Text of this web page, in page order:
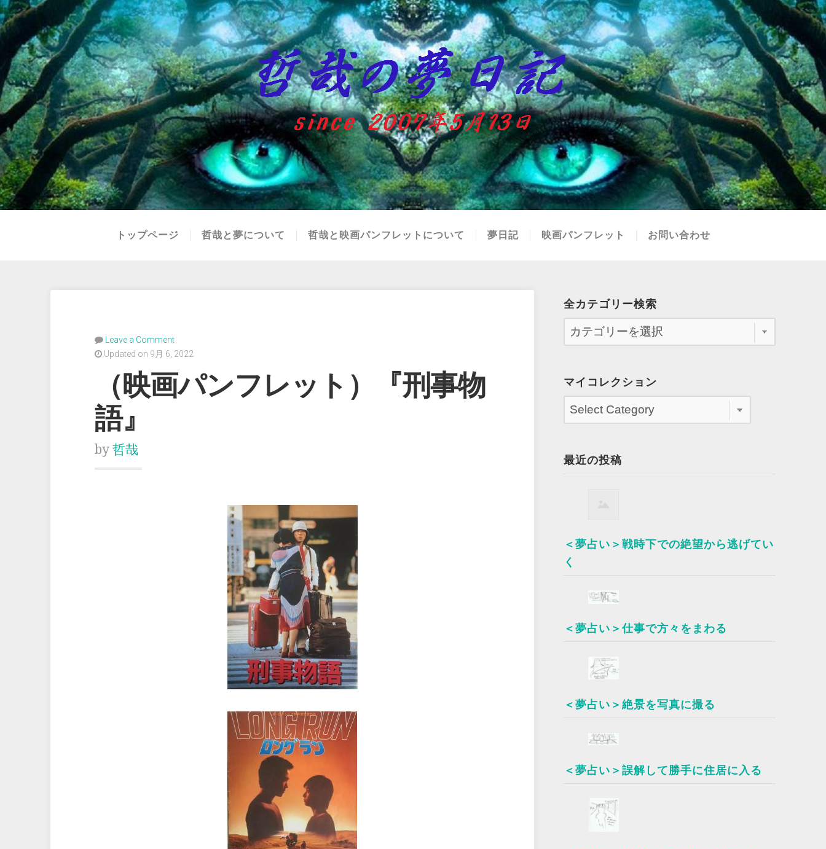
トップページ 哲哉と夢について 哲哉と映画パンフレットについて 夢日記 映画パンフレット お問い合わせ
Leave a Comment
Updated on 9月 6, 2022
（映画パンフレット）『刑事物
語』
by 哲哉
全カテゴリー検索
マイコレクション
最近の投稿
＜夢占い＞戦時下での絶望から逃げてい
く
＜夢占い＞仕事で方々をまわる
＜夢占い＞絶景を写真に撮る
＜夢占い＞誤解して勝手に住居に入る